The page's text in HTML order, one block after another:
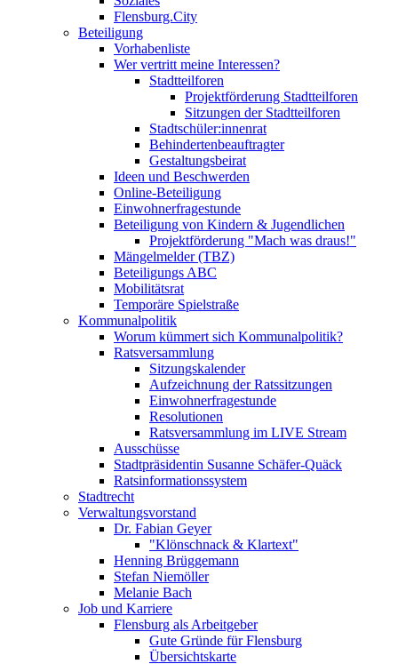
Flensburg.City
Beteiligung
Vorhabenliste
Wer vertritt meine Interessen?
Stadtteilforen
Projektförderung Stadtteilforen
Sitzungen der Stadtteilforen
Stadtschüler:innenrat
Behindertenbeauftragter
Gestaltungsbeirat
Ideen und Beschwerden
Online-Beteiligung
Einwohnerfragestunde
Beteiligung von Kindern & Jugendlichen
Projektförderung "Mach was draus!"
Mängelmelder (TBZ)
Beteiligungs ABC
Mobilitätsrat
Temporäre Spielstraße
Kommunalpolitik
Worum kümmert sich Kommunalpolitik?
Ratsversammlung
Sitzungskalender
Aufzeichnung der Ratssitzungen
Einwohnerfragestunde
Resolutionen
Ratsversammlung im LIVE Stream
Ausschüsse
Stadtpräsidentin Susanne Schäfer-Quäck
Ratsinformationssystem
Stadtrecht
Verwaltungsvorstand
Dr. Fabian Geyer
"Klönschnack & Klartext"
Henning Brüggemann
Stefan Niemöller
Melanie Bach
Job und Karriere
Flensburg als Arbeitgeber
Gute Gründe für Flensburg
Übersichtskarte